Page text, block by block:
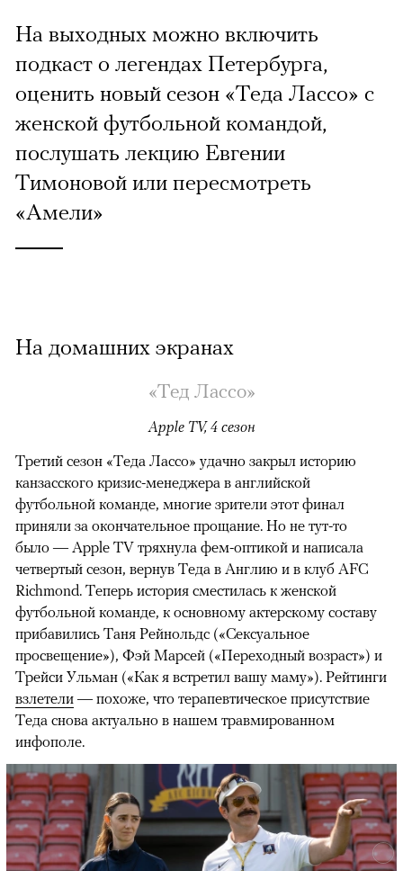
На выходных можно включить
подкаст о легендах Петербурга,
оценить новый сезон «Теда Лассо» с
женской футбольной командой,
послушать лекцию Евгении
Тимоновой или пересмотреть
«Амели»
На домашних экранах
«Тед Лассо»
Apple TV, 4 сезон
00:00 / 00:00
Третий сезон «Теда Лассо» удачно закрыл историю
канзасского кризис-менеджера в английской
футбольной команде, многие зрители этот финал
приняли за окончательное прощание. Но не тут-то
было — Apple TV тряхнула фем-оптикой и написала
четвертый сезон, вернув Теда в Англию и в клуб AFC
Richmond. Теперь история сместилась к женской
футбольной команде, к основному актерскому составу
прибавились Таня Рейнольдс («Сексуальное
просвещение»), Фэй Марсей («Переходный возраст») и
Трейси Ульман («Как я встретил вашу маму»). Рейтинги
взлетели — похоже, что терапевтическое присутствие
Теда снова актуально в нашем травмированном
инфополе.